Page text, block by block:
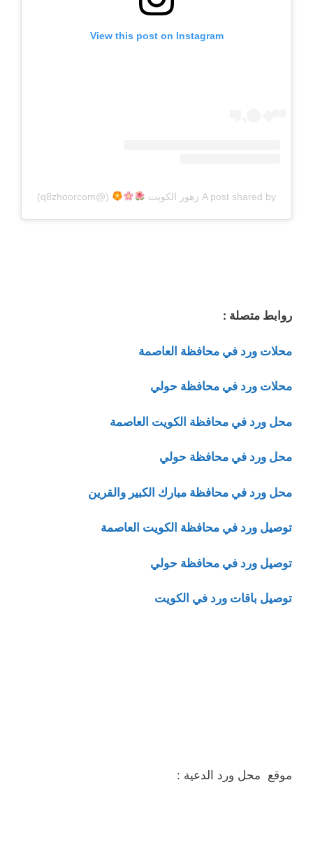
View this post on Instagram
A post shared by زهور الكويت ⁩ (@q8zhoorcom)
روابط متصلة :
محلات ورد في محافظة العاصمة
محلات ورد في محافظة حولي
محل ورد في محافظة الكويت العاصمة
محل ورد في محافظة حولي
محل ورد في محافظة مبارك الكبير والقرين
توصيل ورد في محافظة الكويت العاصمة
توصيل ورد في محافظة حولي
توصيل باقات ورد في الكويت
موقع محل ورد الدعية :